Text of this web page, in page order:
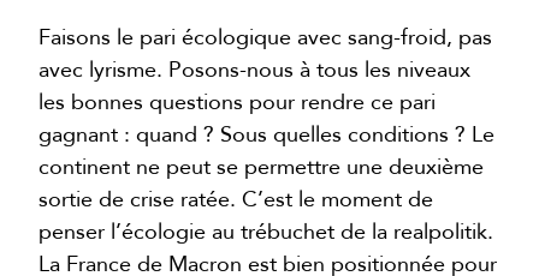
Faisons le pari écologique avec sang-froid, pas
avec lyrisme. Posons-nous à tous les niveaux
les bonnes questions pour rendre ce pari
gagnant : quand ? Sous quelles conditions ? Le
continent ne peut se permettre une deuxième
sortie de crise ratée. C’est le moment de
penser l’écologie au trébuchet de la realpolitik.
La France de Macron est bien positionnée pour